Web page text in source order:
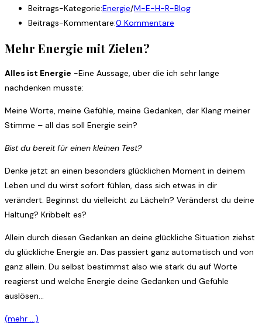
Beitrags-Kategorie:Energie/M-E-H-R-Blog
Beitrags-Kommentare:0 Kommentare
Mehr Energie mit Zielen?
Alles ist Energie -Eine Aussage, über die ich sehr lange
nachdenken musste:
Meine Worte, meine Gefühle, meine Gedanken, der Klang meiner
Stimme – all das soll Energie sein?
Bist du bereit für einen kleinen Test?
Denke jetzt an einen besonders glücklichen Moment in deinem
Leben und du wirst sofort fühlen, dass sich etwas in dir
verändert. Beginnst du vielleicht zu Lächeln? Veränderst du deine
Haltung? Kribbelt es?
Allein durch diesen Gedanken an deine glückliche Situation ziehst
du glückliche Energie an. Das passiert ganz automatisch und von
ganz allein. Du selbst bestimmst also wie stark du auf Worte
reagierst und welche Energie deine Gedanken und Gefühle
auslösen…
(mehr …)